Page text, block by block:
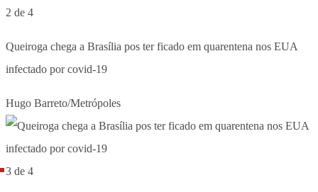
2 de 4
Queiroga chega a Brasília pos ter ficado em quarentena nos EUA
infectado por covid-19
Hugo Barreto/Metrópoles
3 de 4